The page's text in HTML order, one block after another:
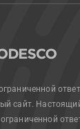
сайт.